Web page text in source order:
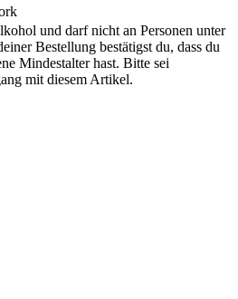
und darf nicht an Personen unter
Bestellung bestätigst du, dass du
Mindestalter hast. Bitte sei
mit diesem Artikel.